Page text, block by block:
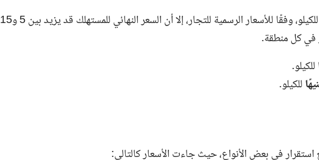
سجلت أسعار الفراخ البيضاء اليوم 91 جنيهًا للكيلو، وفقًا للأسعار الرسمية للتجار، إلا أن السعر النهائي للمستهلك قد يزيد بين 5 و15
في كل منطقة.
للكيلو.
للكيلو.
استقرار في بعض الأنواع، حيث جاءت الأسعار كالتالي: